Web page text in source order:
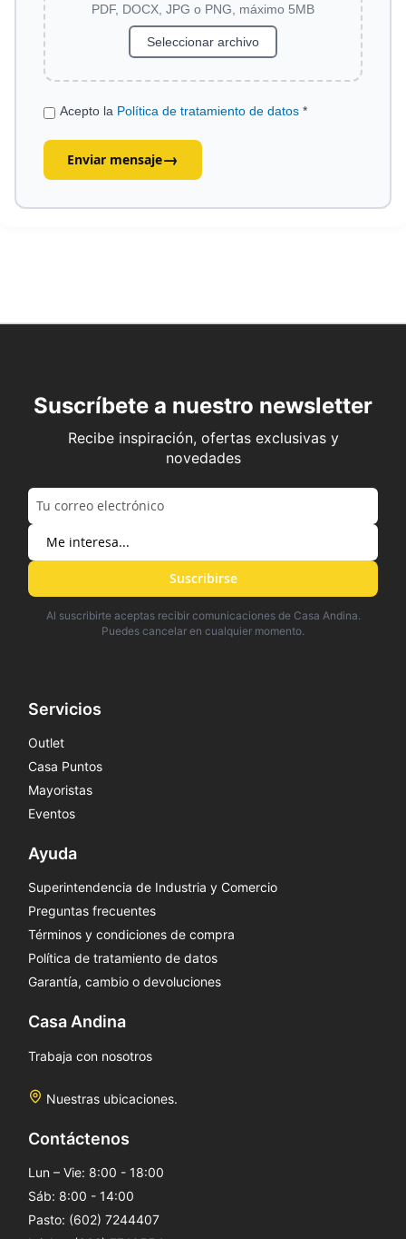
PDF, DOCX, JPG o PNG, máximo 5MB
Seleccionar archivo
Acepto la Política de tratamiento de datos *
Enviar mensaje→
Suscríbete a nuestro newsletter
Recibe inspiración, ofertas exclusivas y
novedades
Suscribirse
Al suscribirte aceptas recibir comunicaciones de Casa Andina.
Puedes cancelar en cualquier momento.
Servicios
Outlet
Casa Puntos
Mayoristas
Eventos
Ayuda
Superintendencia de Industria y Comercio
Preguntas frecuentes
Términos y condiciones de compra
Política de tratamiento de datos
Garantía, cambio o devoluciones
Casa Andina
Trabaja con nosotros
Nuestras ubicaciones.
Contáctenos
Lun – Vie: 8:00 - 18:00
Sáb: 8:00 - 14:00
Pasto: (602) 7244407